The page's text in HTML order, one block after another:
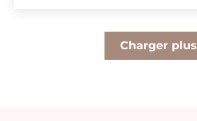
Charger plus